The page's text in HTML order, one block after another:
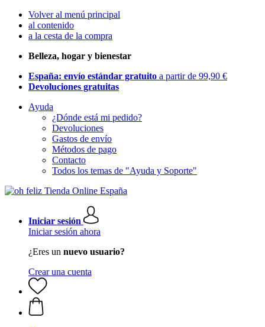
Volver al menú principal
al contenido
a la cesta de la compra
Belleza, hogar y bienestar
España: envío estándar gratuito a partir de 99,90 €
Devoluciones gratuitas
Ayuda
¿Dónde está mi pedido?
Devoluciones
Gastos de envío
Métodos de pago
Contacto
Todos los temas de "Ayuda y Soporte"
Iniciar sesión
Iniciar sesión ahora
¿Eres un nuevo usuario?
Crear una cuenta